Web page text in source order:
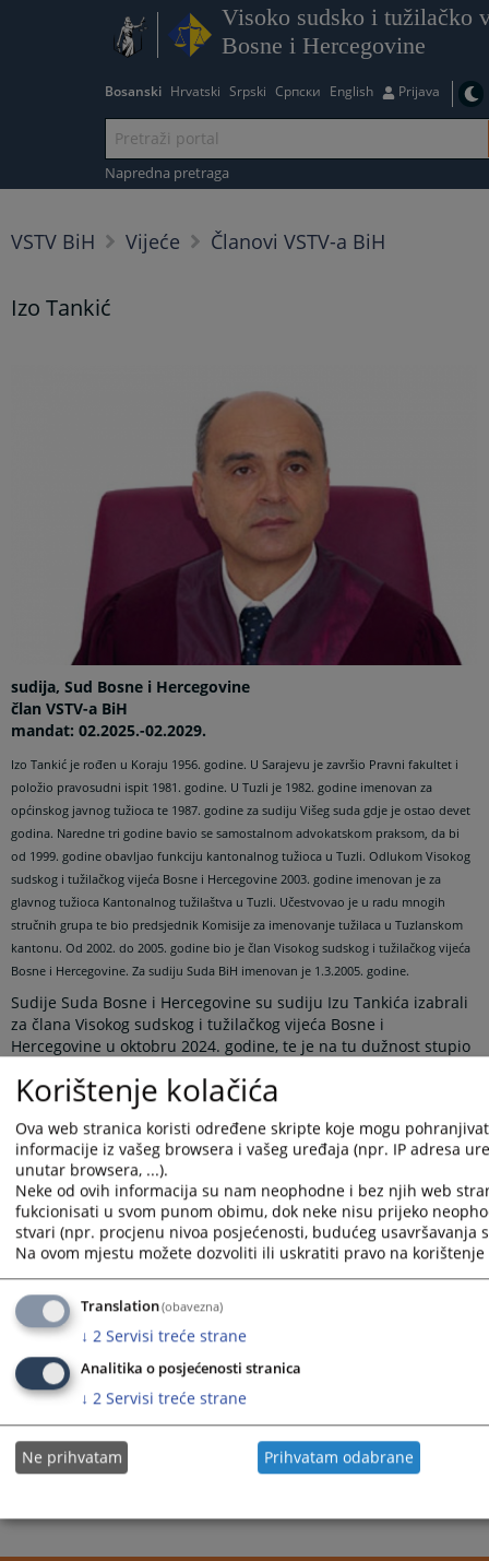
Visoko sudsko i tužilačko
Bosne i Hercegovine
Bosanski Hrvatski Srpski Српски English Prijava
Napredna pretraga
VSTV BiH Vijeće Članovi VSTV-a BiH
Izo Tankić
sudija, Sud Bosne i Hercegovine
član VSTV-a BiH
mandat: 02.2025.-02.2029.
Izo Tankić je rođen u Koraju 1956. godine. U Sarajevu je završio Pravni fakultet i
položio pravosudni ispit 1981. godine. U Tuzli je 1982. godine imenovan za
općinskog javnog tužioca te 1987. godine za sudiju Višeg suda gdje je ostao devet
godina. Naredne tri godine bavio se samostalnom advokatskom praksom, da bi
od 1999. godine obavljao funkciju kantonalnog tužioca u Tuzli. Odlukom Visokog
sudskog i tužilačkog vijeća Bosne i Hercegovine 2003. godine imenovan je za
glavnog tužioca Kantonalnog tužilaštva u Tuzli. Učestvovao je u radu mnogih
stručnih grupa te bio predsjednik Komisije za imenovanje tužilaca u Tuzlanskom
kantonu. Od 2002. do 2005. godine bio je član Visokog sudskog i tužilačkog vijeća
Bosne i Hercegovine. Za sudiju Suda BiH imenovan je 1.3.2005. godine.
Sudije Suda Bosne i Hercegovine su sudiju Izu Tankića izabrali
za člana Visokog sudskog i tužilačkog vijeća Bosne i
Hercegovine u oktobru 2024. godine, te je na tu dužnost stupio
Prikazana vijest je na
Vijest dostupna još na : Hrvatski jezik Srpski jezik
Korištenje kolačića
Ova web stranica koristi određene skripte koje mogu
informacije iz vašeg browsera i vašeg uređaja (npr. IP adresa
unutar browsera, ...).
Neke od ovih informacija su nam neophodne i bez njih web
fukcionisati u svom punom obimu, dok neke nisu prijeko
stvari (npr. procjenu nivoa posjećenosti, budućeg usavršavanja
Na ovom mjestu možete dozvoliti ili uskratiti pravo na
Translation(obavezna)
↓ 2 Servisi treće strane
Analitika o posjećenosti stranica
↓ 2 Servisi treće strane
Ne prihvatam Prihvatam odabrane